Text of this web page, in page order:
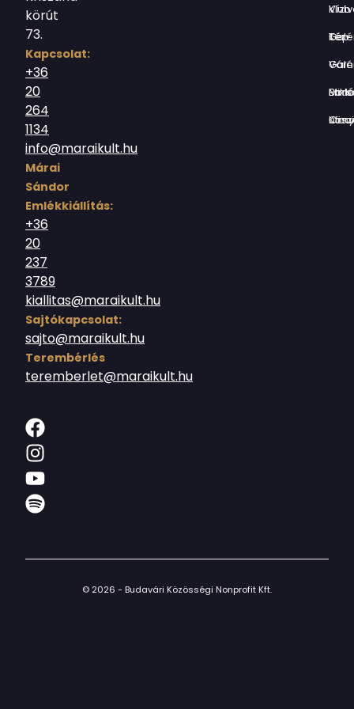
körút
73.
Kapcsolat:
+36
20
264
1134
info@maraikult.hu
Márai
Sándor
Emlékkiállítás:
+36
20
237
3789
kiallitas@maraikult.hu
Sajtókapcsolat:
sajto@maraikult.hu
Terembérlés
teremberlet@maraikult.hu
Vízivárosi Klub
Tér-Kép
Várnegyed
Borsos
Országház
© 2026 - Budavári Közösségi Nonprofit Kft.